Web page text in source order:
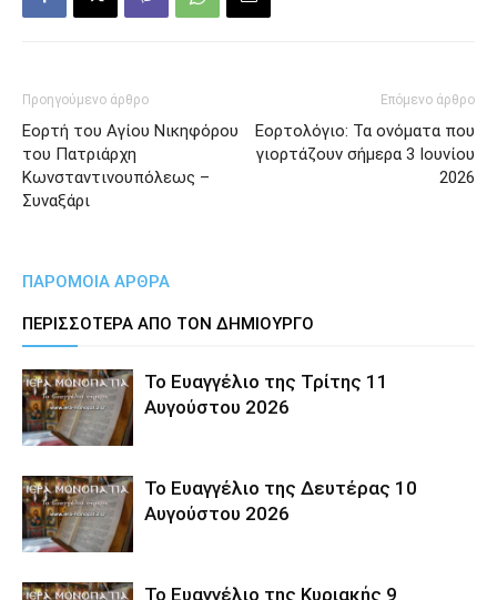
Προηγούμενο άρθρο
Εορτή του Αγίου Νικηφόρου
του Πατριάρχη
Κωνσταντινουπόλεως –
Συναξάρι
Επόμενο άρθρο
Εορτολόγιο: Τα ονόματα που
γιορτάζουν σήμερα 3 Ιουνίου
2026
ΠΑΡΟΜΟΙΑ ΑΡΘΡΑ
ΠΕΡΙΣΣΟΤΕΡΑ ΑΠΟ ΤΟΝ ΔΗΜΙΟΥΡΓΟ
Το Ευαγγέλιο της Τρίτης 11
Αυγούστου 2026
Το Ευαγγέλιο της Δευτέρας 10
Αυγούστου 2026
Το Ευαγγέλιο της Κυριακής 9